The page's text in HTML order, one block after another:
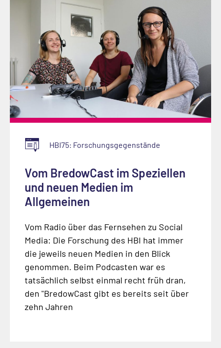
HBI75: Forschungsgegenstände
Vom BredowCast im Speziellen
und neuen Medien im
Allgemeinen
Vom Radio über das Fernsehen zu Social
Media: Die Forschung des HBI hat immer
die jeweils neuen Medien in den Blick
genommen. Beim Podcasten war es
tatsächlich selbst einmal recht früh dran,
den "BredowCast gibt es bereits seit über
zehn Jahren